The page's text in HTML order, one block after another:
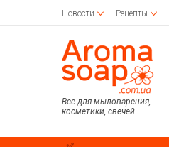
Новости Рецепты
Все для мыловарения,
косметики, свечей